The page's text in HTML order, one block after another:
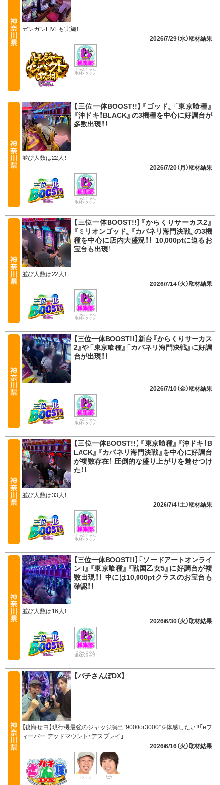
ガンガンLIVEも実施！
2026/7/29（水）
じゃんじゃん
取材スタッフ
【三位一体BOOST!!】『ゴッド』『東京喰種』
『沖ドキ！BLACK』の3機種を中心に好調台が
多数出現！！
並び人数は22人！
2026/7/20（月）
じゃんじゃん
取材スタッフ
【三位一体BOOST!!】『からくりサーカス2』
『ミリオンゴッド』『カバネリ海門決戦』の3機
種を中心に店内大盛況！！ 10,000ptに迫るお
宝台も出現！
並び人数は22人！
2026/7/14（火）
じゃんじゃん
取材スタッフ
【三位一体BOOST!!】新台『からくりサーカス
2』や『東京喰種』『カバネリ海門決戦』に好調
台が出現！！
2026/7/10（金）
じゃんじゃん
取材スタッフ
【三位一体BOOST!!】『東京喰種』『沖ドキ！B
LACK』『カバネリ海門決戦』を中心に好調台
が複数存在！ 圧倒的な盛り上がりを魅せつけ
た！！
並び人数は33人！
2026/7/4（土）
じゃんじゃん
取材スタッフ
【三位一体BOOST!!】『ソードアートオンライ
ンII』『東京喰種』『戦国乙女5』に好調台が複
数出現！！ 中には10,000ptクラスのお宝台も
確認！！
並び人数は16人！
2026/6/30（火）
じゃんじゃん
取材スタッフ
【パチさんぽDX】
【後悔せヨ】現行機最強のジャッジ演出“9000or3000”を体感したい!!「eフ
ィーバー デッドマウント・デスプレイ」
2026/6/16（火）
ドテチン 助六